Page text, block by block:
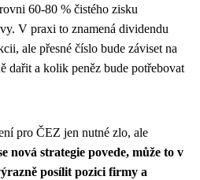
60-80 % čistého zisku
V praxi to znamená dividendu
ale přesné číslo bude záviset na
dařit a kolik peněz bude potřebovat
pro ČEZ jen nutné zlo, ale
nová strategie povede, může to v
posílit pozici firmy a